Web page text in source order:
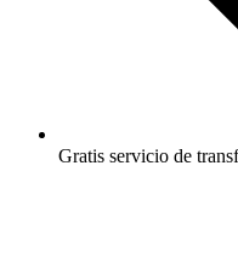
Gratis servicio de